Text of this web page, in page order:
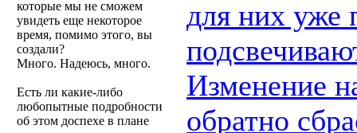
которые мы не сможем
увидеть еще некоторое
время, помимо этого, вы
создали?
Много. Надеюсь, много.
Есть ли какие-либо
любопытные подробности
об этом доспехе в плане
для них уже
Изменение
обратно